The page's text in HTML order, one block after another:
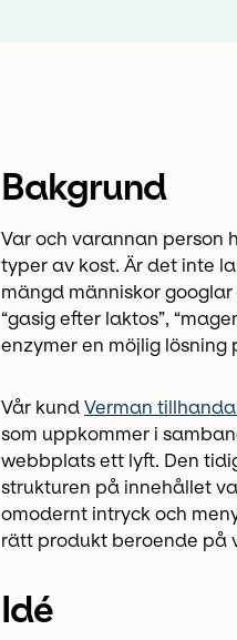
Bakgrund
Var och varannan person
typer av kost. Är det inte
mängd människor
“gasig efter laktos”,
enzymer en möjlig lösning
Vår kund Verman
som uppkommer i
webbplats ett lyft. Den
strukturen på innehållet
omodernt intryck och
rätt produkt beroende på
Idé